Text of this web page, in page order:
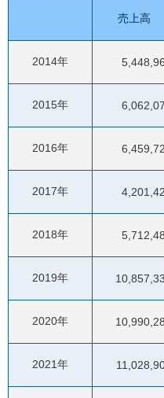
売上高
2014年
2015年
2016年
2017年
2018年
2019年
2020年
2021年